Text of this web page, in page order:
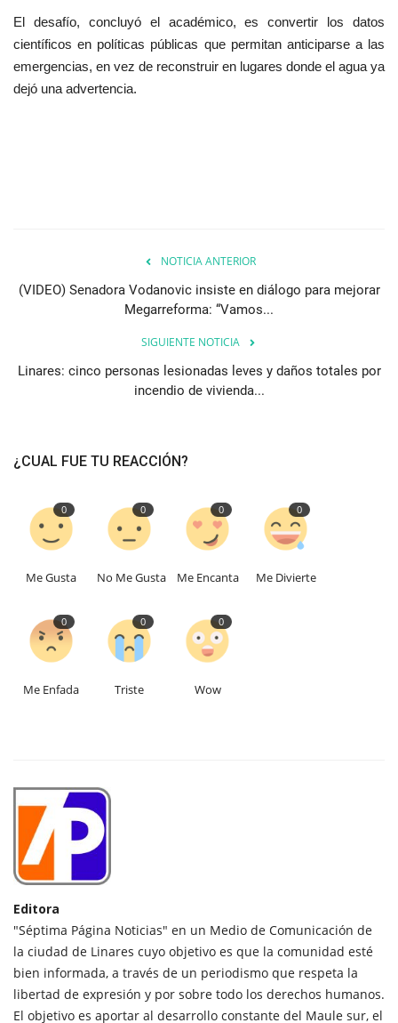
El desafío, concluyó el académico, es convertir los datos
científicos en políticas públicas que permitan anticiparse a las
emergencias, en vez de reconstruir en lugares donde el agua ya
dejó una advertencia.
NOTICIA ANTERIOR
(VIDEO) Senadora Vodanovic insiste en diálogo para mejorar
Megarreforma: “Vamos...
SIGUIENTE NOTICIA
Linares: cinco personas lesionadas leves y daños totales por
incendio de vivienda...
¿CUAL FUE TU REACCIÓN?
0
Me Gusta
0
No Me Gusta
0
Me Encanta
0
Me Divierte
0
Me Enfada
0
Triste
0
Wow
Editora
"Séptima Página Noticias" en un Medio de Comunicación de
la ciudad de Linares cuyo objetivo es que la comunidad esté
bien informada, a través de un periodismo que respeta la
libertad de expresión y por sobre todo los derechos humanos.
El objetivo es aportar al desarrollo constante del Maule sur, el